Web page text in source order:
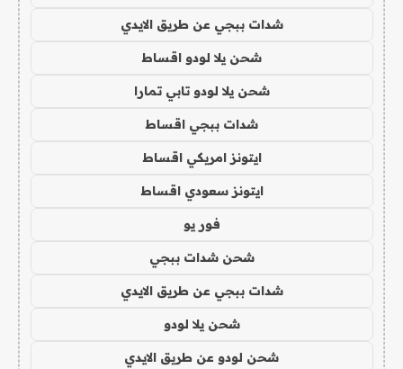
شدات ببجي عن طريق الايدي
شحن يلا لودو اقساط
شحن يلا لودو تابي تمارا
شدات ببجي اقساط
ايتونز امريكي اقساط
ايتونز سعودي اقساط
فور يو
شحن شدات ببجي
شدات ببجي عن طريق الايدي
شحن يلا لودو
شحن لودو عن طريق الايدي